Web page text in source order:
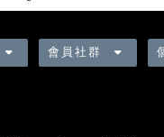
會員社群